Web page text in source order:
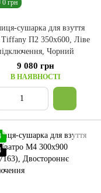
0 грн
сушарка для взуття
П2 350x600, Ліве
Чорний
9 080 грн
В НАЯВНОСТІ